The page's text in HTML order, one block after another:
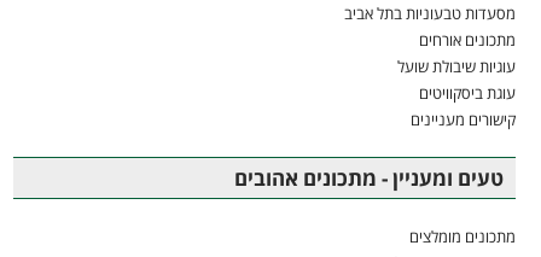
מסעדות טבעוניות בתל אביב
מתכונים אורחים
עוגיות שיבולת שועל
עוגת ביסקוויטים
קישורים מעניינים
טעים ומעניין - מתכונים אהובים
מתכונים מומלצים